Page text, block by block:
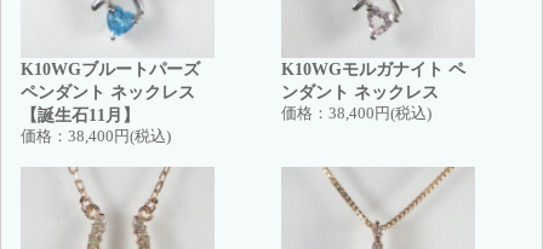
K10WGブルートパーズ
ペンダント ネックレス
【誕生石11月】
価格： 38,400円(税込)
K10WGモルガナイト ペ
ンダント ネックレス
価格： 38,400円(税込)